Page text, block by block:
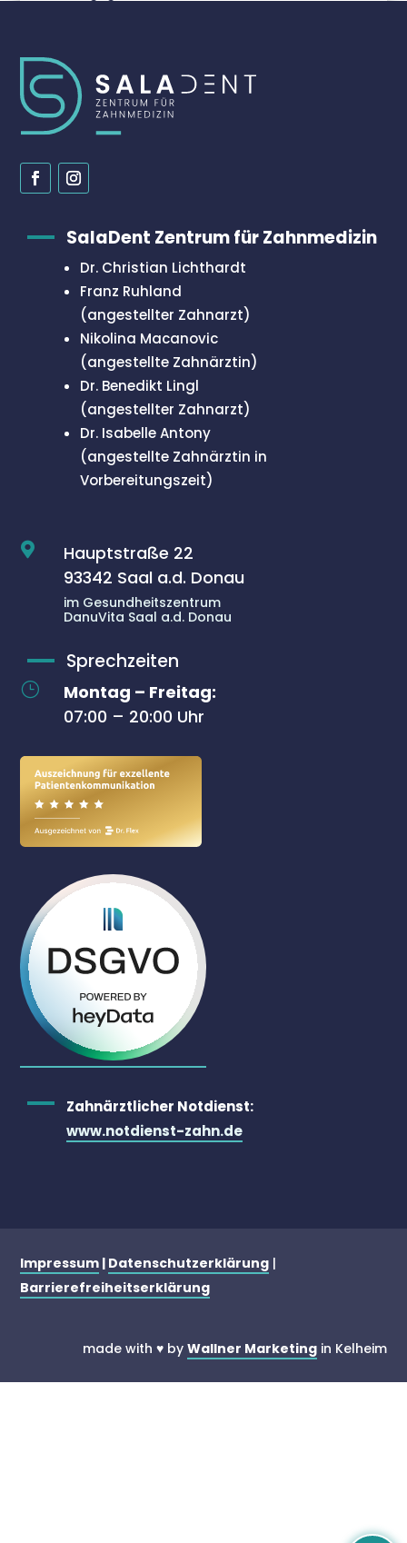
Datenschutzerklärung.
SalaDent Zentrum für Zahnmedizin
Dr. Christian Lichthardt
Franz Ruhland
(angestellter Zahnarzt)
Nikolina Macanovic
(angestellte Zahnärztin)
Dr. Benedikt Lingl
(angestellter Zahnarzt)
Dr. Isabelle Antony
(angestellte Zahnärztin in
Vorbereitungszeit)

Hauptstraße 22
93342 Saal a.d. Donau
im Gesundheitszentrum
DanuVita Saal a.d. Donau
Sprechzeiten
}
Montag – Freitag:
07:00 – 20:00 Uhr
Zahnärztlicher Notdienst:
www.notdienst-zahn.de
Impressum | Datenschutzerklärung |
Barrierefreiheitserklärung
made with ♥ by Wallner Marketingin Kelheim